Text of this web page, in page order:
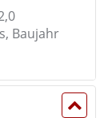
Baujahr